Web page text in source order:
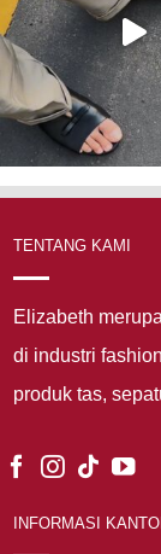
TENTANG KAMI
Elizabeth
di industri
produk tas,
INFORMASI